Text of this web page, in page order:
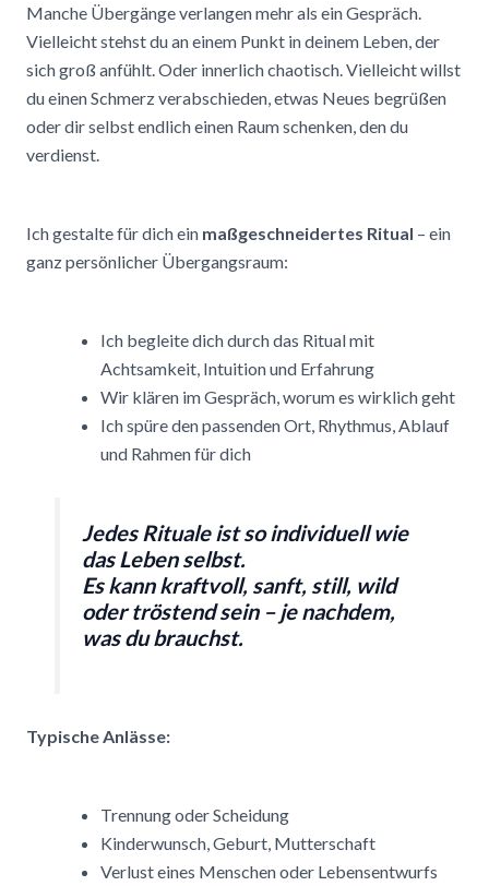
Manche Übergänge verlangen mehr als ein Gespräch.
Vielleicht stehst du an einem Punkt in deinem Leben, der
sich groß anfühlt. Oder innerlich chaotisch. Vielleicht willst
du einen Schmerz verabschieden, etwas Neues begrüßen
oder dir selbst endlich einen Raum schenken, den du
verdienst.
Ich gestalte für dich ein maßgeschneidertes Ritual – ein
ganz persönlicher Übergangsraum:
Ich begleite dich durch das Ritual mit
Achtsamkeit, Intuition und Erfahrung
Wir klären im Gespräch, worum es wirklich geht
Ich spüre den passenden Ort, Rhythmus, Ablauf
und Rahmen für dich
Jedes Rituale ist so individuell wie
das Leben selbst.
Es kann kraftvoll, sanft, still, wild
oder tröstend sein – je nachdem,
was du brauchst.
Typische Anlässe:
Trennung oder Scheidung
Kinderwunsch, Geburt, Mutterschaft
Verlust eines Menschen oder Lebensentwurfs